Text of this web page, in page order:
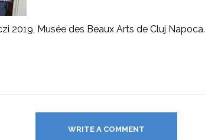
2019, Musée des Beaux Arts de Cluj Napoca.
WRITE A COMMENT